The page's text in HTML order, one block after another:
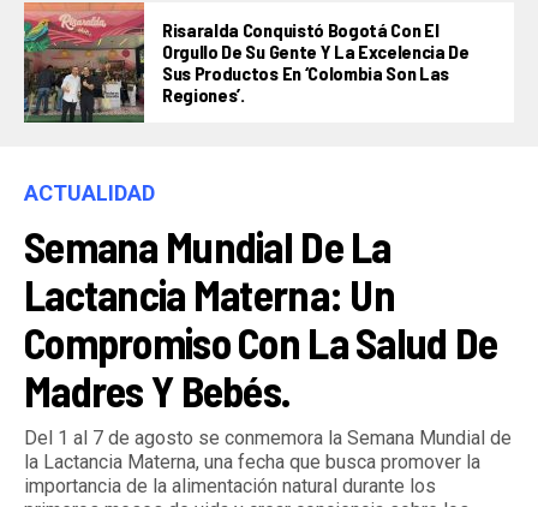
Risaralda Conquistó Bogotá Con El
Orgullo De Su Gente Y La Excelencia De
Sus Productos En ‘Colombia Son Las
Regiones’.
ACTUALIDAD
Semana Mundial De La
Lactancia Materna: Un
Compromiso Con La Salud De
Madres Y Bebés.
Del 1 al 7 de agosto se conmemora la Semana Mundial de
la Lactancia Materna, una fecha que busca promover la
importancia de la alimentación natural durante los